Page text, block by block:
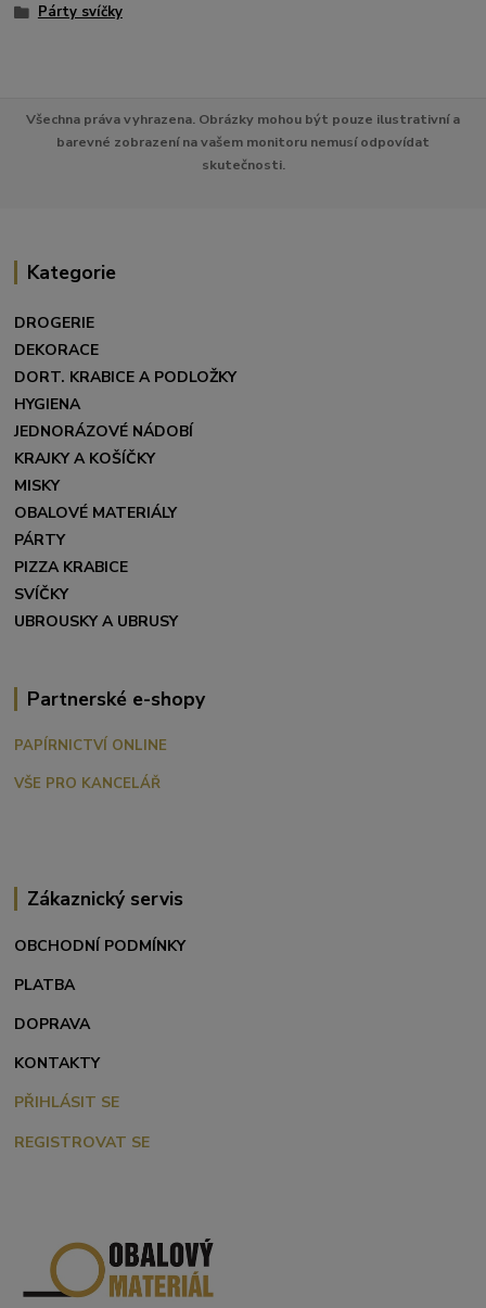
Párty svíčky
Všechna práva vyhrazena. Obrázky mohou být pouze ilustrativní a
barevné zobrazení na vašem monitoru nemusí odpovídat
skutečnosti.
Kategorie
DROGERIE
DEKORACE
DORT. KRABICE A PODLOŽKY
HYGIENA
JEDNORÁZOVÉ NÁDOBÍ
KRAJKY A KOŠÍČKY
MISKY
OBALOVÉ MATERIÁLY
PÁRTY
PIZZA KRABICE
SVÍČKY
UBROUSKY A UBRUSY
Partnerské e-shopy
PAPÍRNICTVÍ ONLINE
VŠE PRO KANCELÁŘ
Zákaznický servis
OBCHODNÍ PODMÍNKY
PLATBA
DOPRAVA
KONTAKTY
PŘIHLÁSIT SE
REGISTROVAT SE